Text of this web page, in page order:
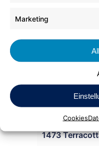
Marketing
Cookies
1473